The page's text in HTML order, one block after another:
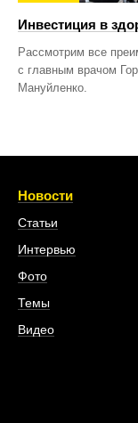
Инвестиция в
Рассмотрим все
с главным врачом
Мануйленко.
Новости
Статьи
Интервью
Фото
Темы
Видео